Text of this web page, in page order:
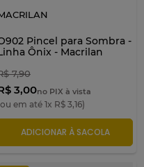
Pincel para Sombra -
Ônix - Macrilan
7,90
3,00no PIX à vista
em até 1x R$ 3,16)
ADICIONAR À SACOLA